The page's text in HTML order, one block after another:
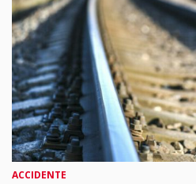
ACCIDENTE